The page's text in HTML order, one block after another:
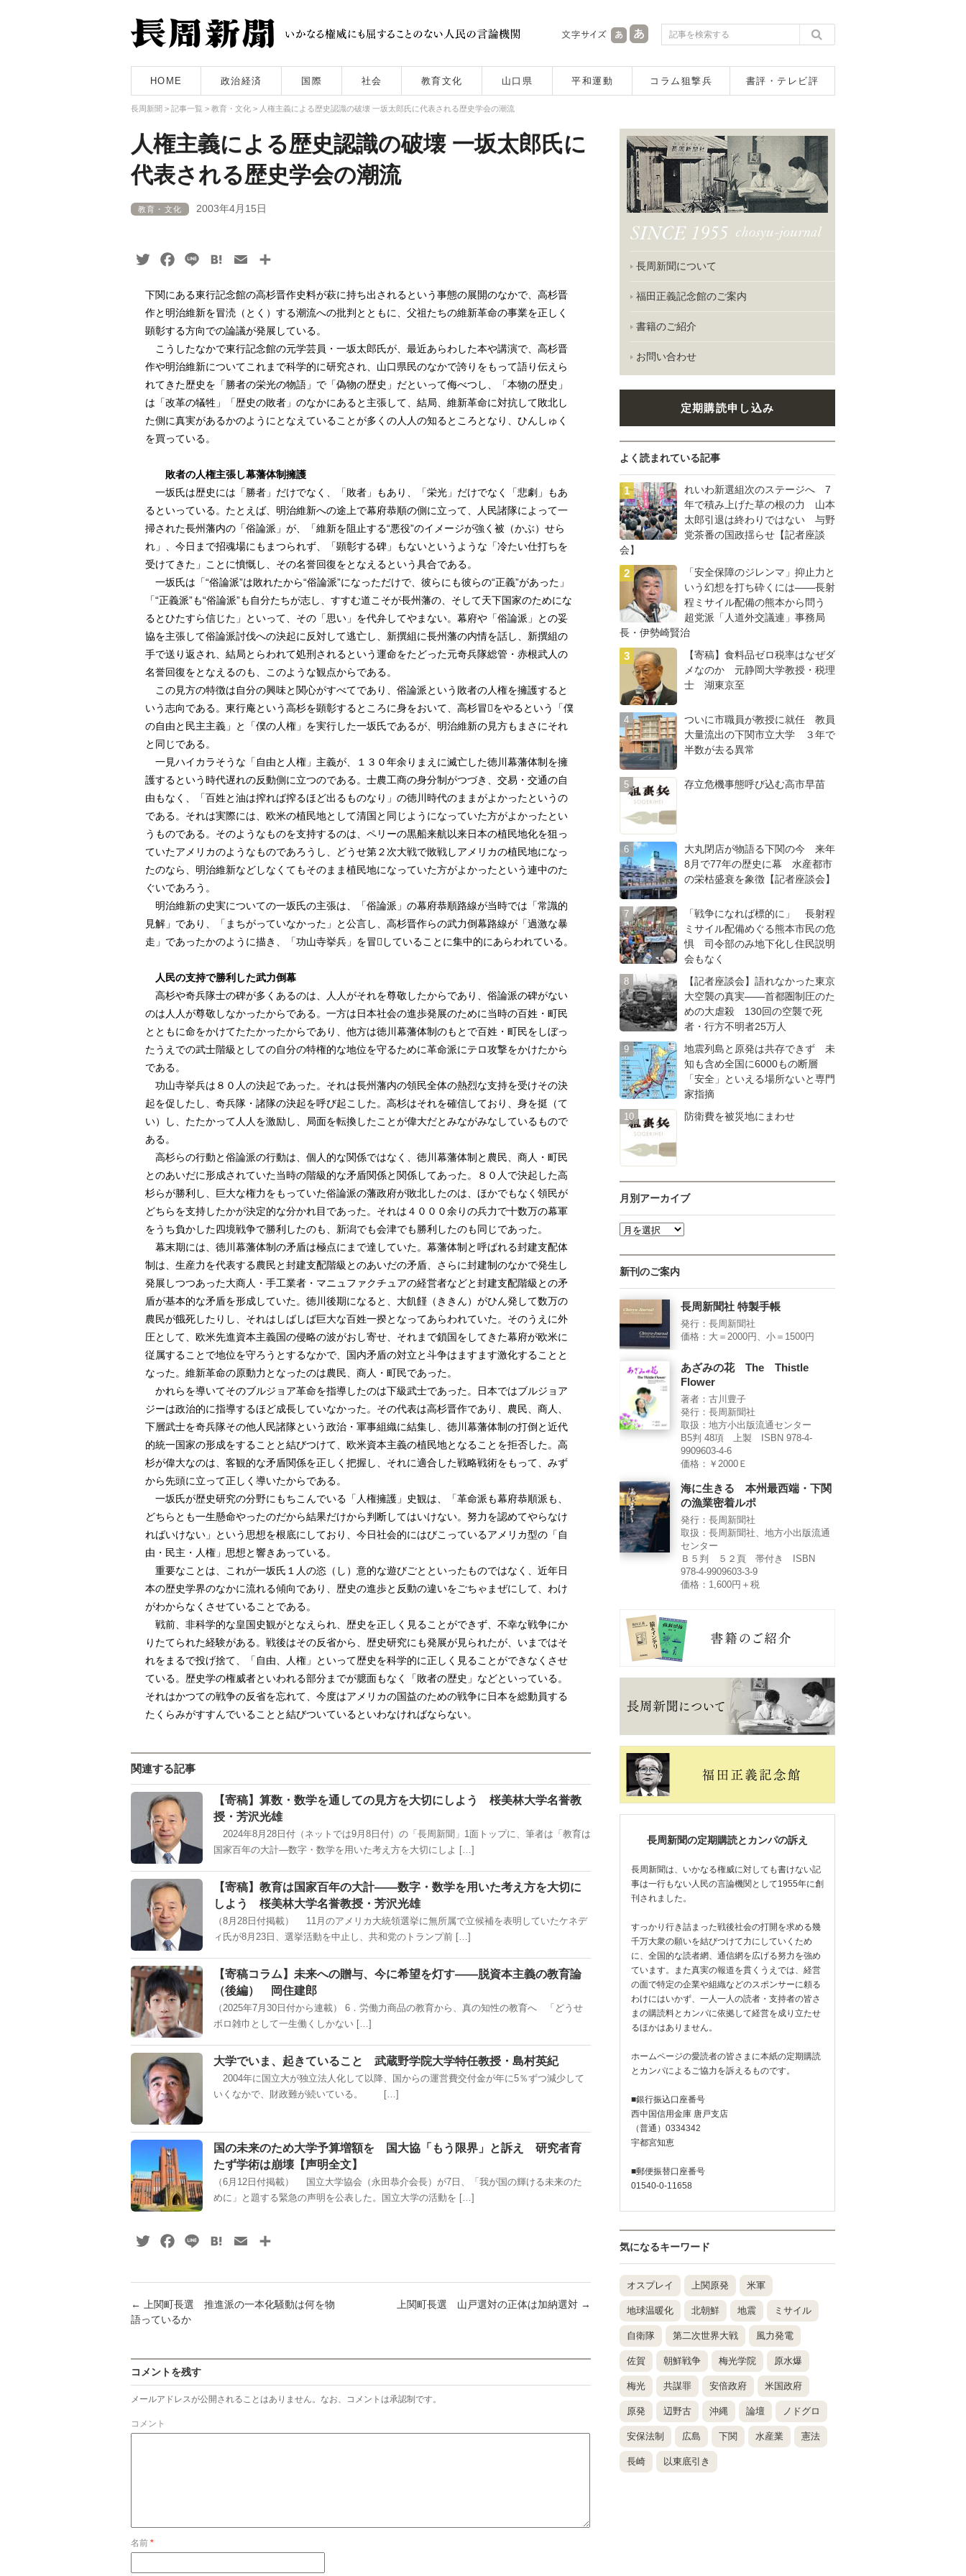
HOME 政治経済 国際 社会 教育文化 山口県 平和運動 コラム狙撃兵 書評・テレビ評
長周新聞 > 記事一覧 > 教育・文化 > 人権主義による歴史認識の破壊 一坂太郎氏に代表される歴史学会の潮流
人権主義による歴史認識の破壊 一坂太郎氏に
代表される歴史学会の潮流
教育・文化 2003年4月15日
TwitterFacebook
Line HatenaEmail
下関にある東行記念館の高杉晋作史料が萩に持ち出されるという事態の展開のなかで、高杉晋
作と明治維新を冒涜（とく）する潮流への批判とともに、父祖たちの維新革命の事業を正しく
顕彰する方向での論議が発展している。
こうしたなかで東行記念館の元学芸員・一坂太郎氏が、最近あらわした本や講演で、高杉晋
作や明治維新についてこれまで科学的に研究され、山口県民のなかで誇りをもって語り伝えら
れてきた歴史を「勝者の栄光の物語」で「偽物の歴史」だといって侮べつし、「本物の歴史」
は「改革の犠牲」「歴史の敗者」のなかにあると主張して、結局、維新革命に対抗して敗北し
た側に真実があるかのようにとなえていることが多くの人人の知るところとなり、ひんしゅく
を買っている。
敗者の人権主張し幕藩体制擁護
一坂氏は歴史には「勝者」だけでなく、「敗者」もあり、「栄光」だけでなく「悲劇」もあ
るといっている。たとえば、明治維新への途上で幕府恭順の側に立って、人民諸隊によって一
掃された長州藩内の「俗論派」が、「維新を阻止する“悪役”のイメージが強く被（かぶ）せら
れ」、今日まで招魂場にもまつられず、「顕彰する碑」もないというような「冷たい仕打ちを
受けてきた」ことに憤慨し、その名誉回復をとなえるという具合である。
一坂氏は「“俗論派”は敗れたから“俗論派”になっただけで、彼らにも彼らの“正義”があった」
「“正義派”も“俗論派”も自分たちが志し、すすむ道こそが長州藩の、そして天下国家のためにな
るとひたすら信じた」といって、その「思い」を代弁してやまない。幕府や「俗論派」との妥
協を主張して俗論派討伐への決起に反対して逃亡し、新撰組に長州藩の内情を話し、新撰組の
手で送り返され、結局とらわれて処刑されるという運命をたどった元奇兵隊総管・赤根武人の
名誉回復をとなえるのも、このような観点からである。
この見方の特徴は自分の興味と関心がすべてであり、俗論派という敗者の人権を擁護すると
いう志向である。東行庵という高杉を顕彰するところに身をおいて、高杉冒をやるという「僕
の自由と民主主義」と「僕の人権」を実行した一坂氏であるが、明治維新の見方もまさにそれ
と同じである。
一見ハイカラそうな「自由と人権」主義が、１３０年余りまえに滅亡した徳川幕藩体制を擁
護するという時代遅れの反動側に立つのである。士農工商の身分制がつづき、交易・交通の自
由もなく、「百姓と油は搾れば搾るほど出るものなり」の徳川時代のままがよかったというの
である。それは実際には、欧米の植民地として清国と同じようになっていた方がよかったとい
うものである。そのようなものを支持するのは、ペリーの黒船来航以来日本の植民地化を狙っ
ていたアメリカのようなものであろうし、どうせ第２次大戦で敗戦しアメリカの植民地になっ
たのなら、明治維新などしなくてもそのまま植民地になっていた方がよかったという連中のた
ぐいであろう。
明治維新の史実についての一坂氏の主張は、「俗論派」の幕府恭順路線が当時では「常識的
見解」であり、「まちがっていなかった」と公言し、高杉晋作らの武力倒幕路線が「過激な暴
走」であったかのように描き、「功山寺挙兵」を冒していることに集中的にあらわれている。
人民の支持で勝利した武力倒幕
高杉や奇兵隊士の碑が多くあるのは、人人がそれを尊敬したからであり、俗論派の碑がない
のは人人が尊敬しなかったからである。一方は日本社会の進歩発展のために当時の百姓・町民
とともに命をかけてたたかったからであり、他方は徳川幕藩体制のもとで百姓・町民をしぼっ
たうえでの武士階級としての自分の特権的な地位を守るために革命派にテロ攻撃をかけたから
である。
功山寺挙兵は８０人の決起であった。それは長州藩内の領民全体の熱烈な支持を受けその決
起を促したし、奇兵隊・諸隊の決起を呼び起こした。高杉はそれを確信しており、身を挺（て
い）し、たたかって人人を激励し、局面を転換したことが偉大だとみながみなしているもので
ある。
高杉らの行動と俗論派の行動は、個人的な関係ではなく、徳川幕藩体制と農民、商人・町民
とのあいだに形成されていた当時の階級的な矛盾関係と関係してあった。８０人で決起した高
杉らが勝利し、巨大な権力をもっていた俗論派の藩政府が敗北したのは、ほかでもなく領民が
どちらを支持したかが決定的な分かれ目であった。それは４０００余りの兵力で十数万の幕軍
をうち負かした四境戦争で勝利したのも、新潟でも会津でも勝利したのも同じであった。
幕末期には、徳川幕藩体制の矛盾は極点にまで達していた。幕藩体制と呼ばれる封建支配体
制は、生産力を代表する農民と封建支配階級とのあいだの矛盾、さらに封建制のなかで発生し
発展しつつあった大商人・手工業者・マニュファクチュアの経営者などと封建支配階級との矛
盾が基本的な矛盾を形成していた。徳川後期になると、大飢饉（ききん）がひん発して数万の
農民が餓死したりし、それはしばしば巨大な百姓一揆となってあらわれていた。そのうえに外
圧として、欧米先進資本主義国の侵略の波がおし寄せ、それまで鎖国をしてきた幕府が欧米に
従属することで地位を守ろうとするなかで、国内矛盾の対立と斗争はますます激化することと
なった。維新革命の原動力となったのは農民、商人・町民であった。
かれらを導いてそのブルジョア革命を指導したのは下級武士であった。日本ではブルジョア
ジーは政治的に指導するほど成長していなかった。その代表は高杉晋作であり、農民、商人、
下層武士を奇兵隊その他人民諸隊という政治・軍事組織に結集し、徳川幕藩体制の打倒と近代
的統一国家の形成をすることと結びつけて、欧米資本主義の植民地となることを拒否した。高
杉が偉大なのは、客観的な矛盾関係を正しく把握し、それに適合した戦略戦術をもって、みず
から先頭に立って正しく導いたからである。
一坂氏が歴史研究の分野にもちこんでいる「人権擁護」史観は、「革命派も幕府恭順派も、
どちらとも一生懸命やったのだから結果だけから判断してはいけない。努力を認めてやらなけ
ればいけない」という思想を根底にしており、今日社会的にはびこっているアメリカ型の「自
由・民主・人権」思想と響きあっている。
重要なことは、これが一坂氏１人の恣（し）意的な遊びごとといったものではなく、近年日
本の歴史学界のなかに流れる傾向であり、歴史の進歩と反動の違いをごちゃまぜにして、わけ
がわからなくさせていることである。
戦前、非科学的な皇国史観がとなえられ、歴史を正しく見ることができず、不幸な戦争にか
りたてられた経験がある。戦後はその反省から、歴史研究にも発展が見られたが、いまではそ
れをまるで投げ捨て、「自由、人権」といって歴史を科学的に正しく見ることができなくさせ
ている。歴史学の権威者といわれる部分までが臆面もなく「敗者の歴史」などといっている。
それはかつての戦争の反省を忘れて、今度はアメリカの国益のための戦争に日本を総動員する
たくらみがすすんでいることと結びついているといわなければならない。
関連する記事
【寄稿】算数・数学を通しての見方を大切にしよう 桜美林大学名誉教
授・芳沢光雄
2024年8月28日付（ネットでは9月8日付）の「長周新聞」1面トップに、筆者は「教育は
国家百年の大計―数字・数学を用いた考え方を大切にしよ […]
【寄稿】教育は国家百年の大計――数字・数学を用いた考え方を大切に
しよう 桜美林大学名誉教授・芳沢光雄
（8月28日付掲載） 11月のアメリカ大統領選挙に無所属で立候補を表明していたケネデ
ィ氏が8月23日、選挙活動を中止し、共和党のトランプ前 […]
【寄稿コラム】未来への贈与、今に希望を灯す――脱資本主義の教育論
（後編） 岡住建郎
（2025年7月30日付から連載） 6．労働力商品の教育から、真の知性の教育へ 「どうせ
ボロ雑巾として一生働くしかない […]
大学でいま、起きていること 武蔵野学院大学特任教授・島村英紀
2004年に国立大が独立法人化して以降、国からの運営費交付金が年に5％ずつ減少して
いくなかで、財政難が続いている。 […]
国の未来のため大学予算増額を 国大協「もう限界」と訴え 研究者育
たず学術は崩壊【声明全文】
（6月12日付掲載） 国立大学協会（永田恭介会長）が7日、「我が国の輝ける未来のた
めに」と題する緊急の声明を公表した。国立大学の活動を […]
TwitterFacebook
Line HatenaEmail
←
上関町長選 推進派の一本化騒動は何を物
語っているか
上関町長選 山戸選対の正体は加納選対 →
コメントを残す
メールアドレスが公開されることはありません。なお、コメントは承認制です。
コメント
名前 *
長周新聞について
福田正義記念館のご案内
書籍のご紹介
お問い合わせ
定期購読申し込み
よく読まれている記事
れいわ新選組次のステージへ 7
年で積み上げた草の根の力 山本
太郎引退は終わりではない 与野
党茶番の国政揺らせ【記者座談
会】
「安全保障のジレンマ」抑止力と
いう幻想を打ち砕くには――長射
程ミサイル配備の熊本から問う
超党派「人道外交議連」事務局
長・伊勢崎賢治
【寄稿】食料品ゼロ税率はなぜダ
メなのか 元静岡大学教授・税理
士 湖東京至
ついに市職員が教授に就任 教員
大量流出の下関市立大学 ３年で
半数が去る異常
存立危機事態呼び込む高市早苗
大丸閉店が物語る下関の今 来年
8月で77年の歴史に幕 水産都市
の栄枯盛衰を象徴【記者座談会】
「戦争になれば標的に」 長射程
ミサイル配備めぐる熊本市民の危
惧 司令部のみ地下化し住民説明
会もなく
【記者座談会】語れなかった東京
大空襲の真実――首都圏制圧のた
めの大虐殺 130回の空襲で死
者・行方不明者25万人
地震列島と原発は共存できず 未
知も含め全国に6000もの断層
「安全」といえる場所ないと専門
家指摘
防衛費を被災地にまわせ
月別アーカイブ
新刊のご案内
長周新聞社 特製手帳
発行：長周新聞社
価格：大＝2000円、小＝1500円
あざみの花 The Thistle
Flower
著者：古川豊子
発行：長周新聞社
取扱：地方小出版流通センター
B5判 48項 上製 ISBN 978-4-
9909603-4-6
価格：￥2000Ｅ
海に生きる 本州最西端・下関
の漁業密着ルポ
発行：長周新聞社
取扱：長周新聞社、地方小出版流通
センター
Ｂ５判 ５２頁 帯付き ISBN
978-4-9909603-3-9
価格：1,600円＋税
長周新聞の定期購読とカンパの訴え
長周新聞は、いかなる権威に対しても書けない記
事は一行もない人民の言論機関として1955年に創
刊されました。
すっかり行き詰まった戦後社会の打開を求める幾
千万大衆の願いを結びつけて力にしていくため
に、全国的な読者網、通信網を広げる努力を強め
ています。また真実の報道を貫くうえでは、経営
の面で特定の企業や組織などのスポンサーに頼る
わけにはいかず、一人一人の読者・支持者の皆さ
まの購読料とカンパに依拠して経営を成り立たせ
るほかはありません。
ホームページの愛読者の皆さまに本紙の定期購読
とカンパによるご協力を訴えるものです。
■銀行振込口座番号
西中国信用金庫 唐戸支店
（普通）0334342
宇都宮知恵
■郵便振替口座番号
01540-0-11658
気になるキーワード
オスプレイ 上関原発 米軍
地球温暖化 北朝鮮 地震 ミサイル
自衛隊 第二次世界大戦 風力発電
佐賀 朝鮮戦争 梅光学院 原水爆
梅光 共謀罪 安倍政府 米国政府
原発 辺野古 沖縄 論壇 ノドグロ
安保法制 広島 下関 水産業 憲法
長崎 以東底引き